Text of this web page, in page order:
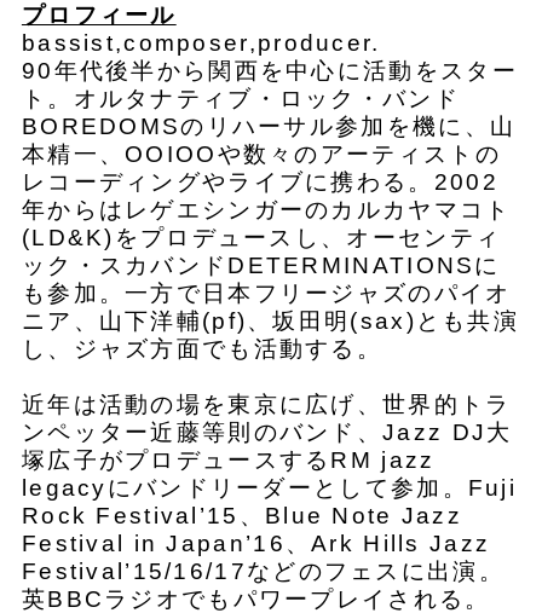
プロフィール
bassist,composer,producer.
90年代後半から関西を中心に活動をスター
ト。オルタナティブ・ロック・バンド
BOREDOMSのリハーサル参加を機に、山
本精一、OOIOOや数々のアーティストの
レコーディングやライブに携わる。2002
年からはレゲエシンガーのカルカヤマコト
(LD&K)をプロデュースし、オーセンティ
ック・スカバンドDETERMINATIONSに
も参加。一方で日本フリージャズのパイオ
ニア、山下洋輔(pf)、坂田明(sax)とも共演
し、ジャズ方面でも活動する。
近年は活動の場を東京に広げ、世界的トラ
ンペッター近藤等則のバンド、Jazz DJ大
塚広子がプロデュースするRM jazz
legacyにバンドリーダーとして参加。Fuji
Rock Festival’15、Blue Note Jazz
Festival in Japan’16、Ark Hills Jazz
Festival’15/16/17などのフェスに出演。
英BBCラジオでもパワープレイされる。